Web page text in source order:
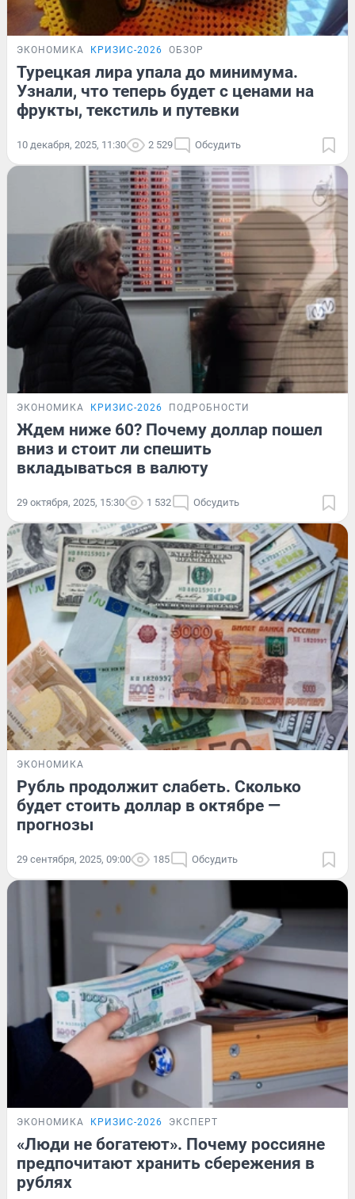
ЭКОНОМИКА КРИЗИС-2026 ОБЗОР
Турецкая лира упала до минимума.
Узнали, что теперь будет с ценами на
фрукты, текстиль и путевки
10 декабря, 2025, 11:30 2 529 Обсудить
ЭКОНОМИКА КРИЗИС-2026 ПОДРОБНОСТИ
Ждем ниже 60? Почему доллар пошел
вниз и стоит ли спешить
вкладываться в валюту
29 октября, 2025, 15:30 1 532 Обсудить
ЭКОНОМИКА
Рубль продолжит слабеть. Сколько
будет стоить доллар в октябре —
прогнозы
29 сентября, 2025, 09:00 185 Обсудить
ЭКОНОМИКА КРИЗИС-2026 ЭКСПЕРТ
«Люди не богатеют». Почему россияне
предпочитают хранить сбережения в
рублях